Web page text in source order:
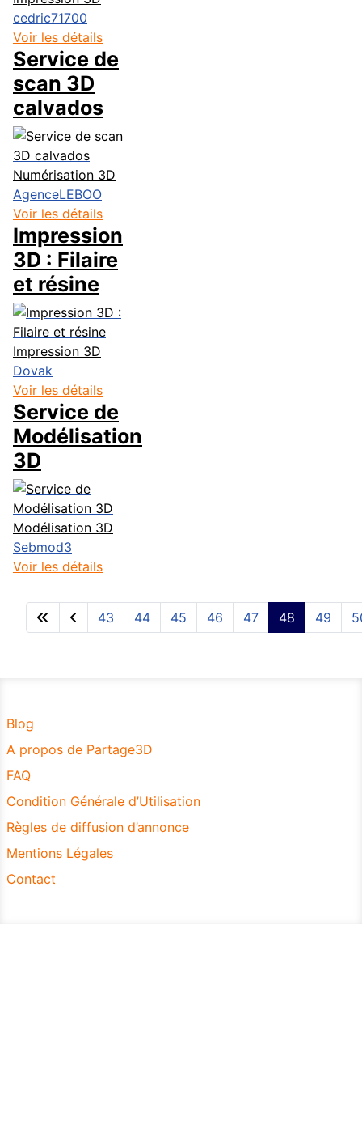
cedric71700
Voir les détails
Service de
scan 3D
calvados
Numérisation 3D
AgenceLEBOO
Voir les détails
Impression
3D : Filaire
et résine
Impression 3D
Dovak
Voir les détails
Service de
Modélisation
3D
Modélisation 3D
Sebmod3
Voir les détails
43 44 45 46 47 48 49
Blog
A propos de Partage3D
FAQ
Condition Générale d’Utilisation
Règles de diffusion d’annonce
Mentions Légales
Contact